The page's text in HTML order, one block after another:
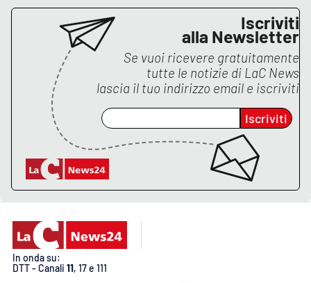
Lactv.it
Laconair.it
Lacitymag.it
Lacapitalenews.it
Ilreggino.it
Ilvibonese.it
Catanzarochannel.it
Iscriviti
alla Newsletter
Se vuoi ricevere gratuitamente
tutte le notizie di LaC News
lascia il tuo indirizzo email e iscriviti
Iscriviti
In onda su:
DTT - Canali 11, 17 e 111